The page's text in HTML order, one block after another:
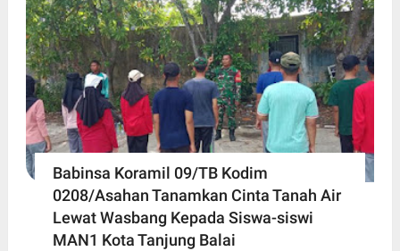
Babinsa Koramil 09/TB Kodim
0208/Asahan Tanamkan Cinta Tanah Air
Lewat Wasbang Kepada Siswa-siswi
MAN1 Kota Tanjung Balai